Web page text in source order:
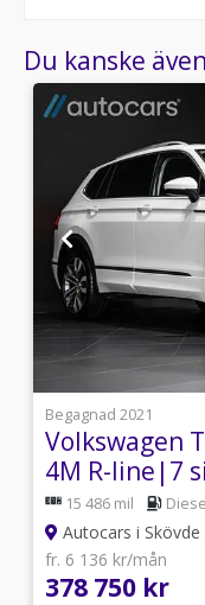
Du kanske
Begagnad 2021
Volkswagen
4M R-line|7
15 486 mil
Autocars i Skövde
fr. 6 136 kr/mån
378 750 kr